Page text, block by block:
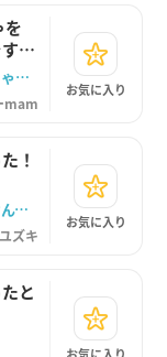
を
れ
「○○ちゃんが使っていたおもちゃだから黙って取ったらダメじゃないかな？」
mam
お気に入り
！
「気にかけてみていてもらえませんでしょうか？」
ユズキ
お気に入り
と